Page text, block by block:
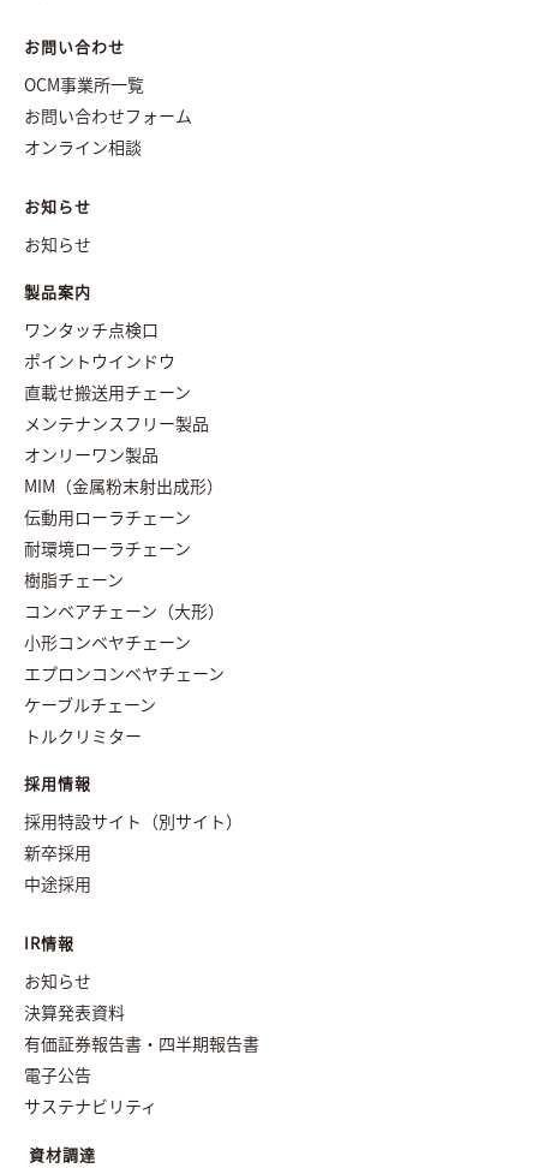
お問い合わせ
OCM事業所一覧
お問い合わせフォーム
オンライン相談
お知らせ
お知らせ
製品案内
ワンタッチ点検口
ポイントウインドウ
直載せ搬送用チェーン
メンテナンスフリー製品
オンリーワン製品
MIM（金属粉末射出成形）
伝動用ローラチェーン
耐環境ローラチェーン
樹脂チェーン
コンベアチェーン（大形）
小形コンベヤチェーン
エプロンコンベヤチェーン
ケーブルチェーン
トルクリミター
採用情報
採用特設サイト（別サイト）
新卒採用
中途採用
IR情報
お知らせ
決算発表資料
有価証券報告書・四半期報告書
電子公告
サステナビリティ
資材調達